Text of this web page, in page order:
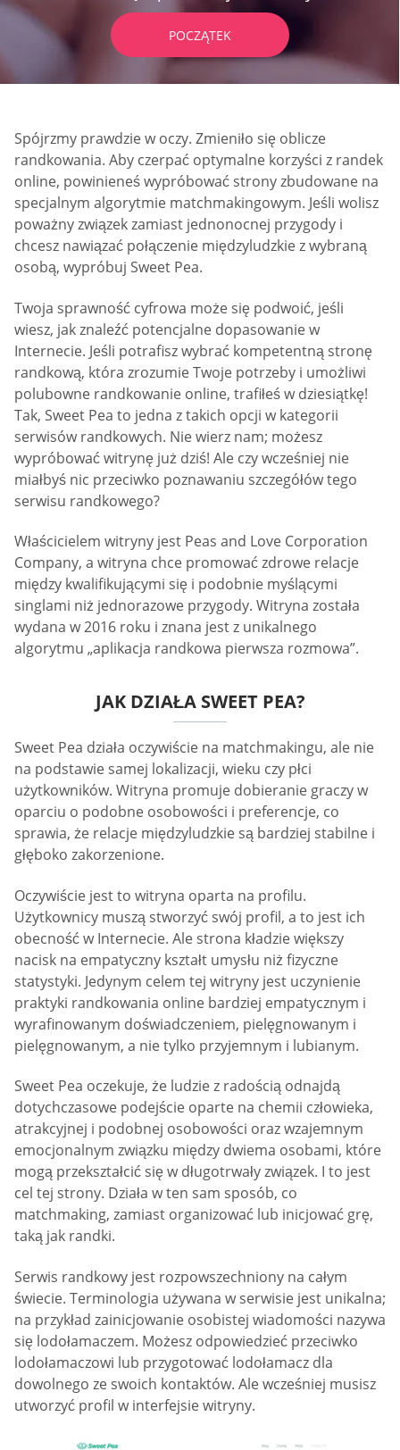
POCZĄTEK
Spójrzmy prawdzie w oczy. Zmieniło się oblicze
randkowania. Aby czerpać optymalne korzyści z randek
online, powinieneś wypróbować strony zbudowane na
specjalnym algorytmie matchmakingowym. Jeśli wolisz
poważny związek zamiast jednonocnej przygody i
chcesz nawiązać połączenie międzyludzkie z wybraną
osobą, wypróbuj Sweet Pea.
Twoja sprawność cyfrowa może się podwoić, jeśli
wiesz, jak znaleźć potencjalne dopasowanie w
Internecie. Jeśli potrafisz wybrać kompetentną stronę
randkową, która zrozumie Twoje potrzeby i umożliwi
polubowne randkowanie online, trafiłeś w dziesiątkę!
Tak, Sweet Pea to jedna z takich opcji w kategorii
serwisów randkowych. Nie wierz nam; możesz
wypróbować witrynę już dziś! Ale czy wcześniej nie
miałbyś nic przeciwko poznawaniu szczegółów tego
serwisu randkowego?
Właścicielem witryny jest Peas and Love Corporation
Company, a witryna chce promować zdrowe relacje
między kwalifikującymi się i podobnie myślącymi
singlami niż jednorazowe przygody. Witryna została
wydana w 2016 roku i znana jest z unikalnego
algorytmu „aplikacja randkowa pierwsza rozmowa”.
JAK DZIAŁA SWEET PEA?
Sweet Pea działa oczywiście na matchmakingu, ale nie
na podstawie samej lokalizacji, wieku czy płci
użytkowników. Witryna promuje dobieranie graczy w
oparciu o podobne osobowości i preferencje, co
sprawia, że relacje międzyludzkie są bardziej stabilne i
głęboko zakorzenione.
Oczywiście jest to witryna oparta na profilu.
Użytkownicy muszą stworzyć swój profil, a to jest ich
obecność w Internecie. Ale strona kładzie większy
nacisk na empatyczny kształt umysłu niż fizyczne
statystyki. Jedynym celem tej witryny jest uczynienie
praktyki randkowania online bardziej empatycznym i
wyrafinowanym doświadczeniem, pielęgnowanym i
pielęgnowanym, a nie tylko przyjemnym i lubianym.
Sweet Pea oczekuje, że ludzie z radością odnajdą
dotychczasowe podejście oparte na chemii człowieka,
atrakcyjnej i podobnej osobowości oraz wzajemnym
emocjonalnym związku między dwiema osobami, które
mogą przekształcić się w długotrwały związek. I to jest
cel tej strony. Działa w ten sam sposób, co
matchmaking, zamiast organizować lub inicjować grę,
taką jak randki.
Serwis randkowy jest rozpowszechniony na całym
świecie. Terminologia używana w serwisie jest unikalna;
na przykład zainicjowanie osobistej wiadomości nazywa
się lodołamaczem. Możesz odpowiedzieć przeciwko
lodołamaczowi lub przygotować lodołamacz dla
dowolnego ze swoich kontaktów. Ale wcześniej musisz
utworzyć profil w interfejsie witryny.